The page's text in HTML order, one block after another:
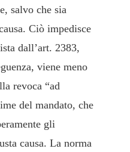
salvo che sia
Ciò impedisce
dall’art. 2383,
viene meno
revoca “ad
del mandato, che
gli
causa. La norma